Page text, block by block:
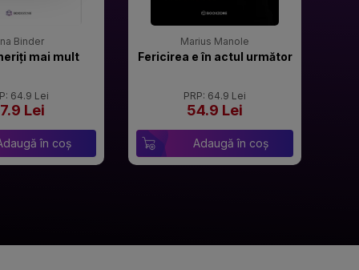
Binder
mai mult
64.9 Lei
Lei
în coș
Marius Manole
Fericirea e în actul următor
PRP: 64.9 Lei
54.9 Lei
Adaugă în coș